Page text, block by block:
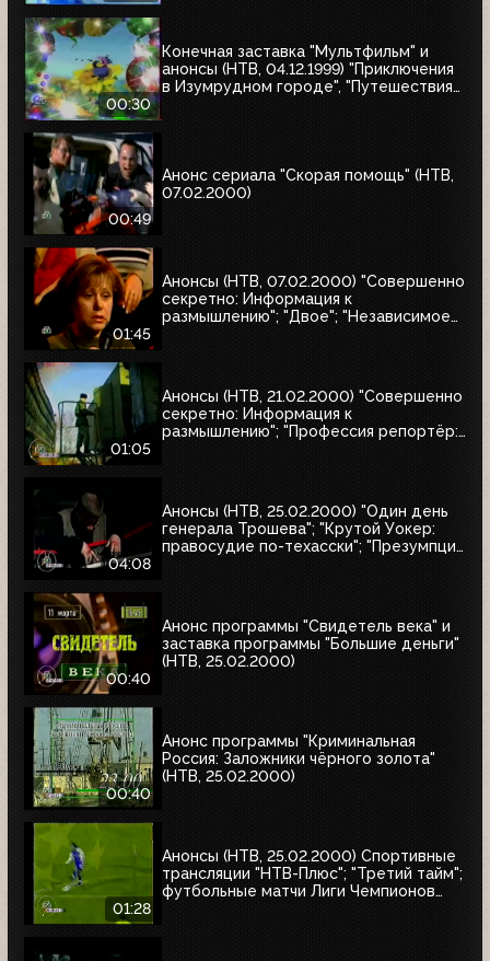
00:30
Конечная заставка "Мультфильм" и
анонсы (НТВ, 04.12.1999) "Приключения
в Изумрудном городе", "Путешествия
00:49
Анонс сериала "Скорая помощь" (НТВ,
07.02.2000)
01:45
Анонсы (НТВ, 07.02.2000) "Совершенно
секретно: Информация к
размышлению"; "Двое"; "Независимое
01:05
Анонсы (НТВ, 21.02.2000) "Совершенно
секретно: Информация к
размышлению"; "Профессия репортёр:
04:08
Анонсы (НТВ, 25.02.2000) "Один день
генерала Трошева"; "Крутой Уокер:
правосудие по-техасски"; "Презумпция
00:40
Анонс программы "Свидетель века" и
заставка программы "Большие деньги"
(НТВ, 25.02.2000)
00:40
Анонс программы "Криминальная
Россия: Заложники чёрного золота"
(НТВ, 25.02.2000)
01:28
Анонсы (НТВ, 25.02.2000) Спортивные
трансляции "НТВ-Плюс"; "Третий тайм";
футбольные матчи Лиги Чемпионов